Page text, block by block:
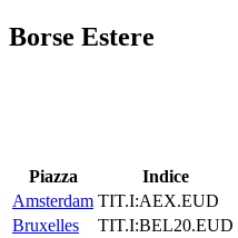
Borse Estere
Piazza Indice
Amsterdam TIT.I:AEX.EUD
Bruxelles
TIT.I:BEL20.EUD